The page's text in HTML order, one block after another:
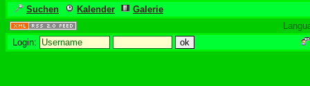
Suchen Kalender
Galerie
Login: